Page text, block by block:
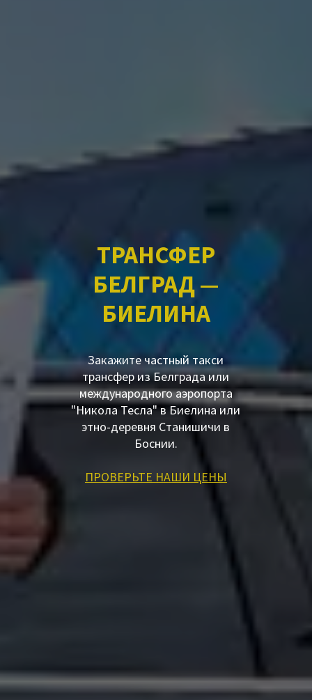
ТРАНСФЕР
БЕЛГРАД —
БИЕЛИНА
Закажите частный такси
трансфер из Белграда или
международного аэропорта
"Никола Тесла" в Биелина или
этно-деревня Станишичи в
Боснии.
ПРОВЕРЬТЕ НАШИ ЦЕНЫ